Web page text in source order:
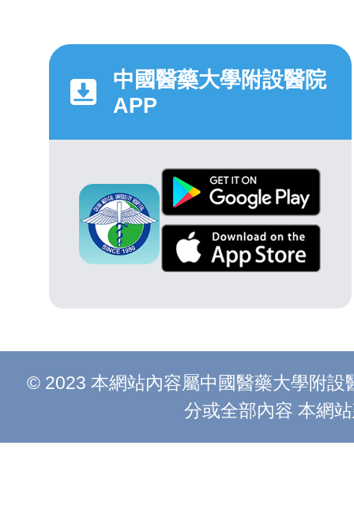
中國醫藥大學附設醫院
APP
© 2023 本網站內容屬中國醫藥大學附
分或全部內容 本網